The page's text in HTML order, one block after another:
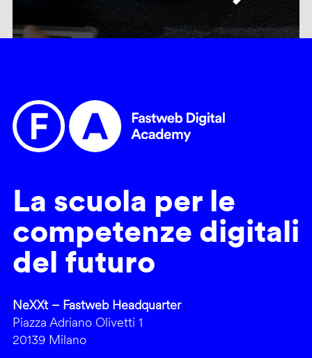
La scuola per le
competenze digitali
del futuro
NeXXt – Fastweb Headquarter
Piazza Adriano Olivetti 1
20139 Milano